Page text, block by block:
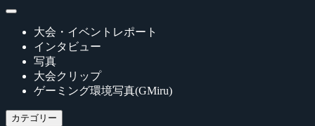
大会・イベントレポート
インタビュー
写真
大会クリップ
ゲーミング環境写真(GMiru)
カテゴリー